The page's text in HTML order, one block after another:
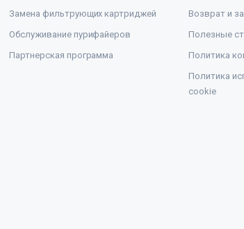
Замена фильтрующих картриджей
Обслуживание пурифайеров
Партнерская программа
Возврат и
Полезные
Политика
Политика
cookie